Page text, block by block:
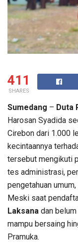
411
SHARES
Sumedang – Duta
Harosan Syadida
Cirebon dari 1.000
kecintaannya
tersebut mengikuti
tes administrasi,
pengetahuan
Meski saat
Laksana dan
mampu bersaing
Pramuka.